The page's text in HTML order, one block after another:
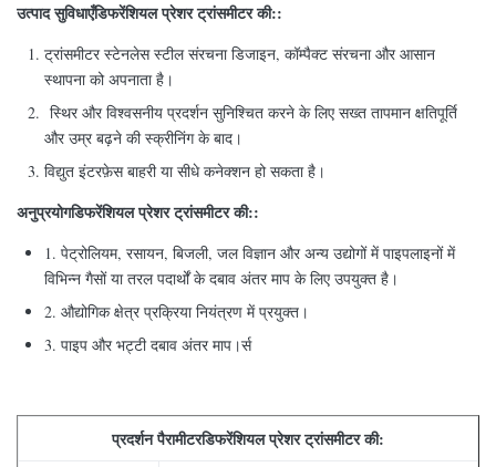
उत्पाद सुविधाएँडिफरेंशियल प्रेशर ट्रांसमीटर की::
ट्रांसमीटर स्टेनलेस स्टील संरचना डिजाइन, कॉम्पैक्ट संरचना और आसान
स्थापना को अपनाता है।
स्थिर और विश्वसनीय प्रदर्शन सुनिश्चित करने के लिए सख्त तापमान क्षतिपूर्ति
और उम्र बढ़ने की स्क्रीनिंग के बाद।
विद्युत इंटरफ़ेस बाहरी या सीधे कनेक्शन हो सकता है।​
अनुप्रयोगडिफरेंशियल प्रेशर ट्रांसमीटर की::
1. पेट्रोलियम, रसायन, बिजली, जल विज्ञान और अन्य उद्योगों में पाइपलाइनों में
विभिन्न गैसों या तरल पदार्थों के दबाव अंतर माप के लिए उपयुक्त है।
2. औद्योगिक क्षेत्र प्रक्रिया नियंत्रण में प्रयुक्त।
3. पाइप और भट्टी दबाव अंतर माप।​र्स
प्रदर्शन पैरामीटरडिफरेंशियल प्रेशर ट्रांसमीटर की: